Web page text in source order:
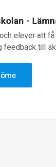
-
elever att
feedback till